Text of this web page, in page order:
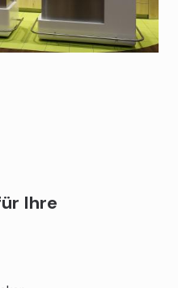
Ihre